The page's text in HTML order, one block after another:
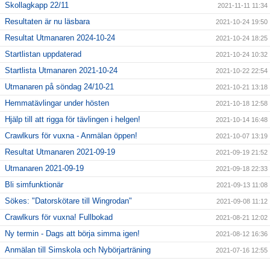
Skollagkapp 22/11 2021-11-11 11:34
Resultaten är nu läsbara 2021-10-24 19:50
Resultat Utmanaren 2024-10-24 2021-10-24 18:25
Startlistan uppdaterad 2021-10-24 10:32
Startlista Utmanaren 2021-10-24 2021-10-22 22:54
Utmanaren på söndag 24/10-21 2021-10-21 13:18
Hemmatävlingar under hösten 2021-10-18 12:58
Hjälp till att rigga för tävlingen i helgen! 2021-10-14 16:48
Crawlkurs för vuxna - Anmälan öppen! 2021-10-07 13:19
Resultat Utmanaren 2021-09-19 2021-09-19 21:52
Utmanaren 2021-09-19 2021-09-18 22:33
Bli simfunktionär 2021-09-13 11:08
Sökes: "Datorskötare till Wingrodan" 2021-09-08 11:12
Crawlkurs för vuxna! Fullbokad 2021-08-21 12:02
Ny termin - Dags att börja simma igen! 2021-08-12 16:36
Anmälan till Simskola och Nybörjarträning 2021-07-16 12:55